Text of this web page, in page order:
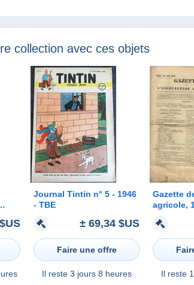
collection avec ces objets
Journal Tintin n° 5 - 1946
- TBE
± 69,34 $US
Faire une offre
Il reste 3 jours 8 heures
Gazette
agricole,
Vignes
Crud
Il reste